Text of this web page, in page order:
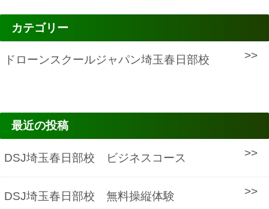
カテゴリー
ドローンスクールジャパン埼玉春日部校
最近の投稿
DSJ埼玉春日部校 ビジネスコース
DSJ埼玉春日部校 無料操縦体験